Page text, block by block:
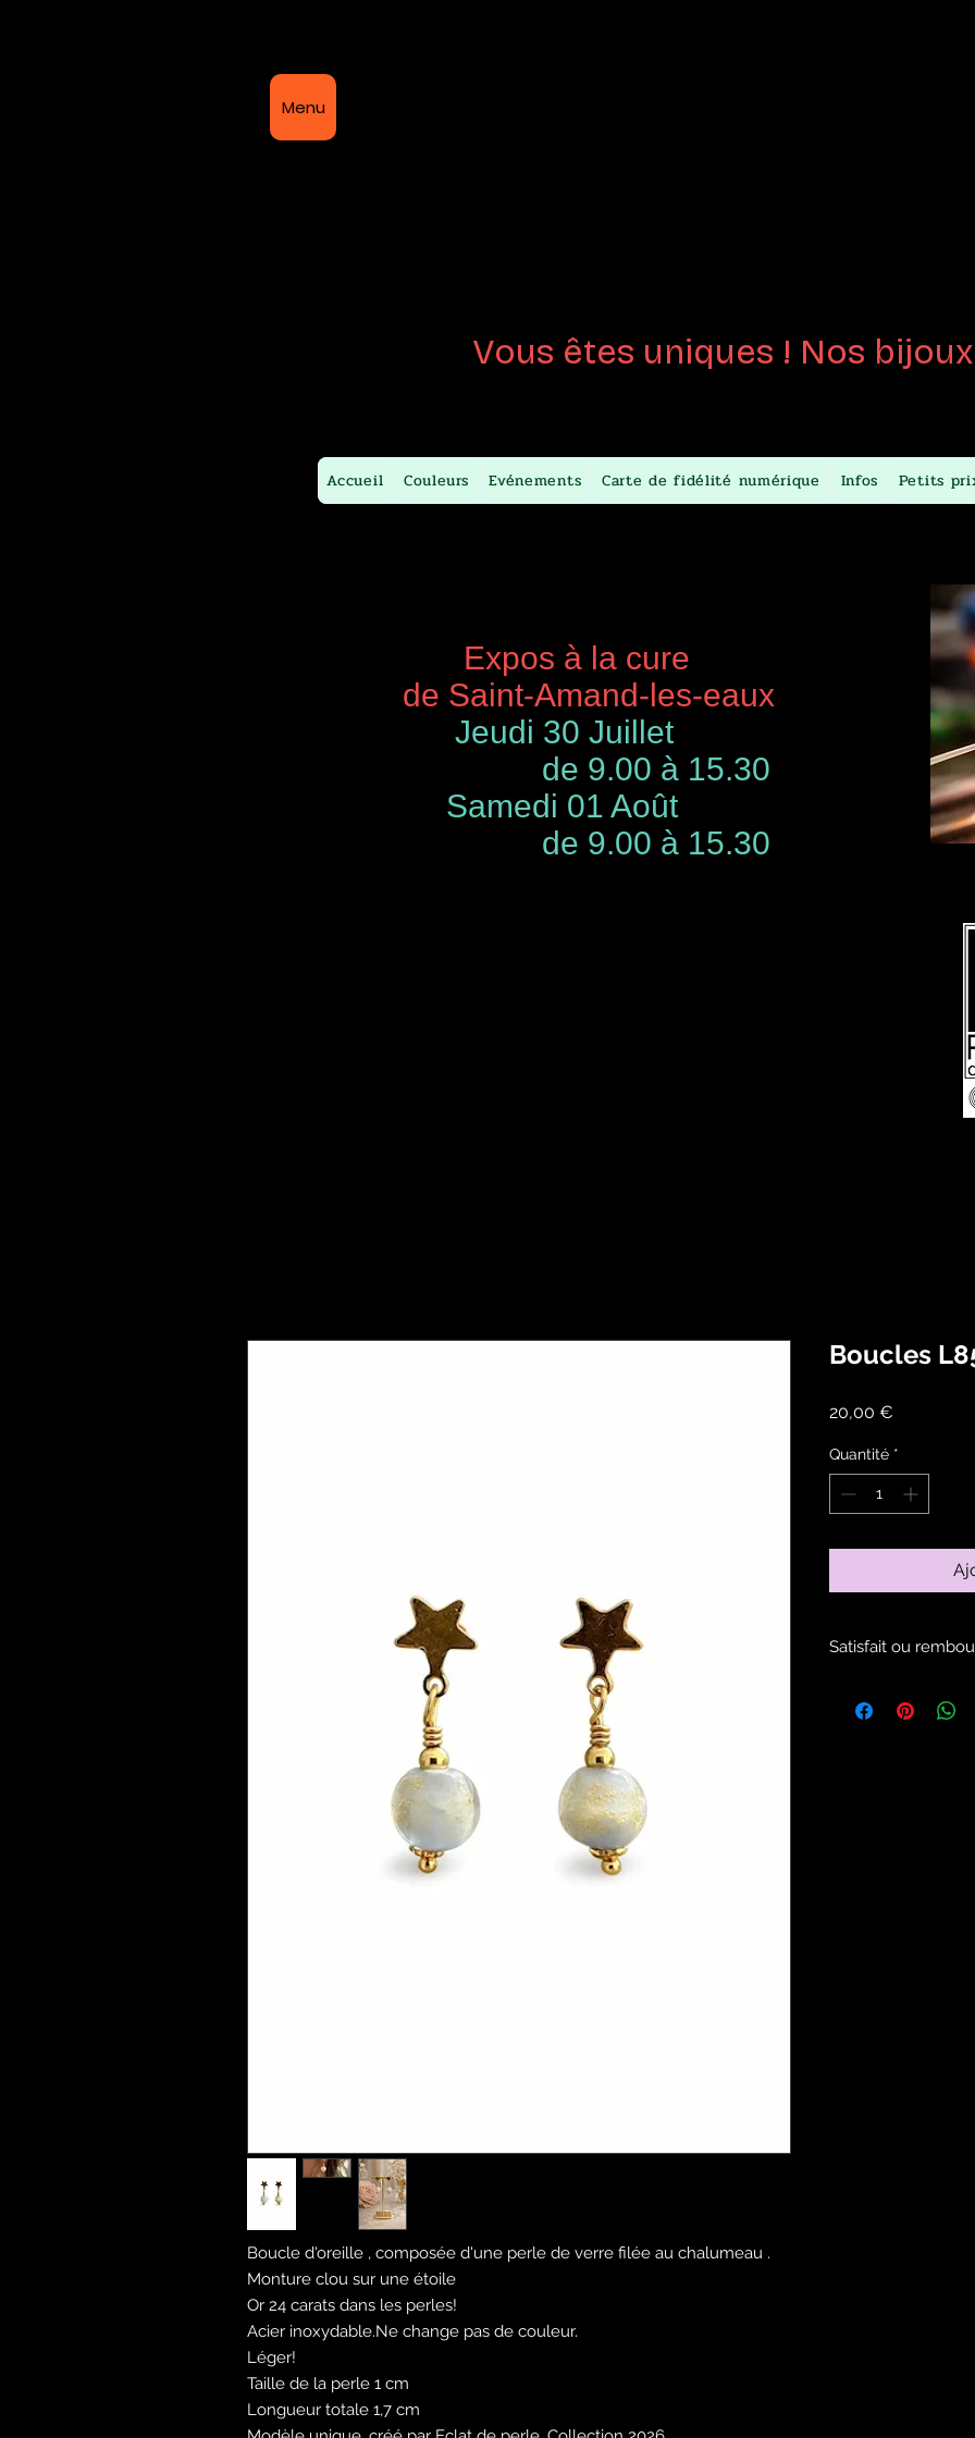
Menu
Vous êtes uniques ! Nos
Accueil Couleurs Evénements Carte de fidélité numérique Infos Petits
Expos à la cure
de Saint-Amand-les-eaux
Jeudi 30 Juillet
de 9.00 à 15.30
Samedi 01 Août
de 9.00 à 15.30
Boucle d'oreille , composée d'une perle de verre filée au chalumeau .
Monture clou sur une étoile
Or 24 carats dans les perles!
Acier inoxydable.Ne change pas de couleur.
Léger!
Taille de la perle 1 cm
Longueur totale 1,7 cm
Boucles
20,00 €
Quantité *
Satisfait ou